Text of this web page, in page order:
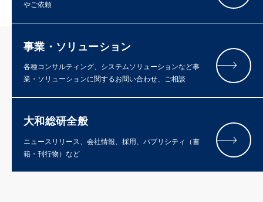
やご依頼
事業・ソリューション
各種コンサルティング、システムソリューションなど事
業・ソリューションに関するお問い合わせ、ご相談
大和総研全般
ニュースリリース、会社情報、採用、パブリシティ（書
籍・刊行物）など